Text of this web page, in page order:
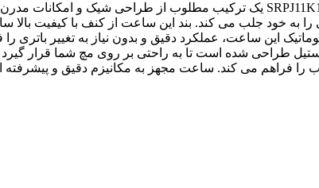
به خود جلب می کند. بند این ساعت از کنف با کیفیت
این ساعت، عملکرد دقیق و بدون نیاز به تغییر باتری
طراحی شده است تا به راحتی بر روی مچ شما قرار
را فراهم می کند. ساعت مجهز به مکانیزم دقیق و